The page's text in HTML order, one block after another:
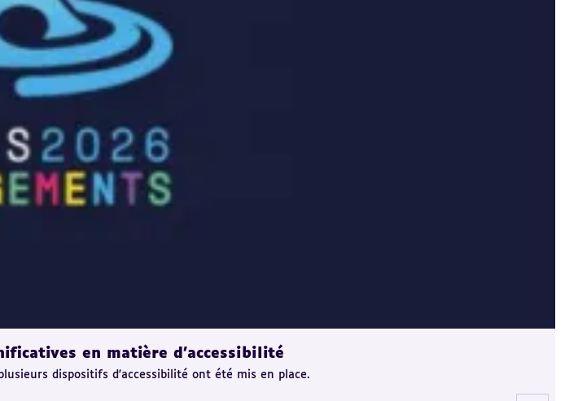
en matière d'accessibilité
dispositifs d'accessibilité ont été mis en place.